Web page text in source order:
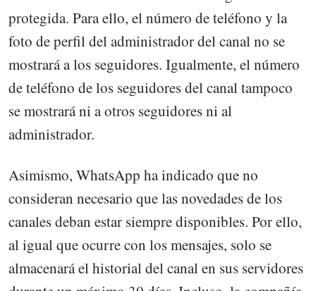
protegida. Para ello, el número de teléfono y la
foto de perfil del administrador del canal no se
mostrará a los seguidores. Igualmente, el número
de teléfono de los seguidores del canal tampoco
se mostrará ni a otros seguidores ni al
administrador.
Asimismo, WhatsApp ha indicado que no
consideran necesario que las novedades de los
canales deban estar siempre disponibles. Por ello,
al igual que ocurre con los mensajes, solo se
almacenará el historial del canal en sus servidores